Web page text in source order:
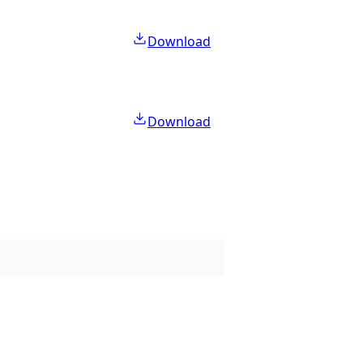
Download
Download